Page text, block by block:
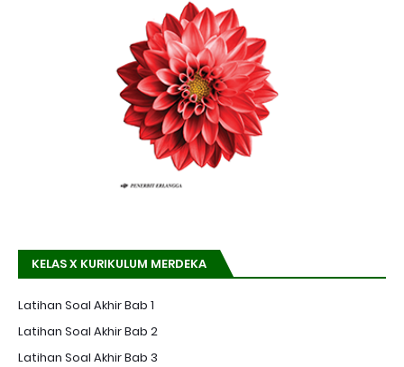
KELAS X KURIKULUM MERDEKA
Latihan Soal Akhir Bab 1
Latihan Soal Akhir Bab 2
Latihan Soal Akhir Bab 3